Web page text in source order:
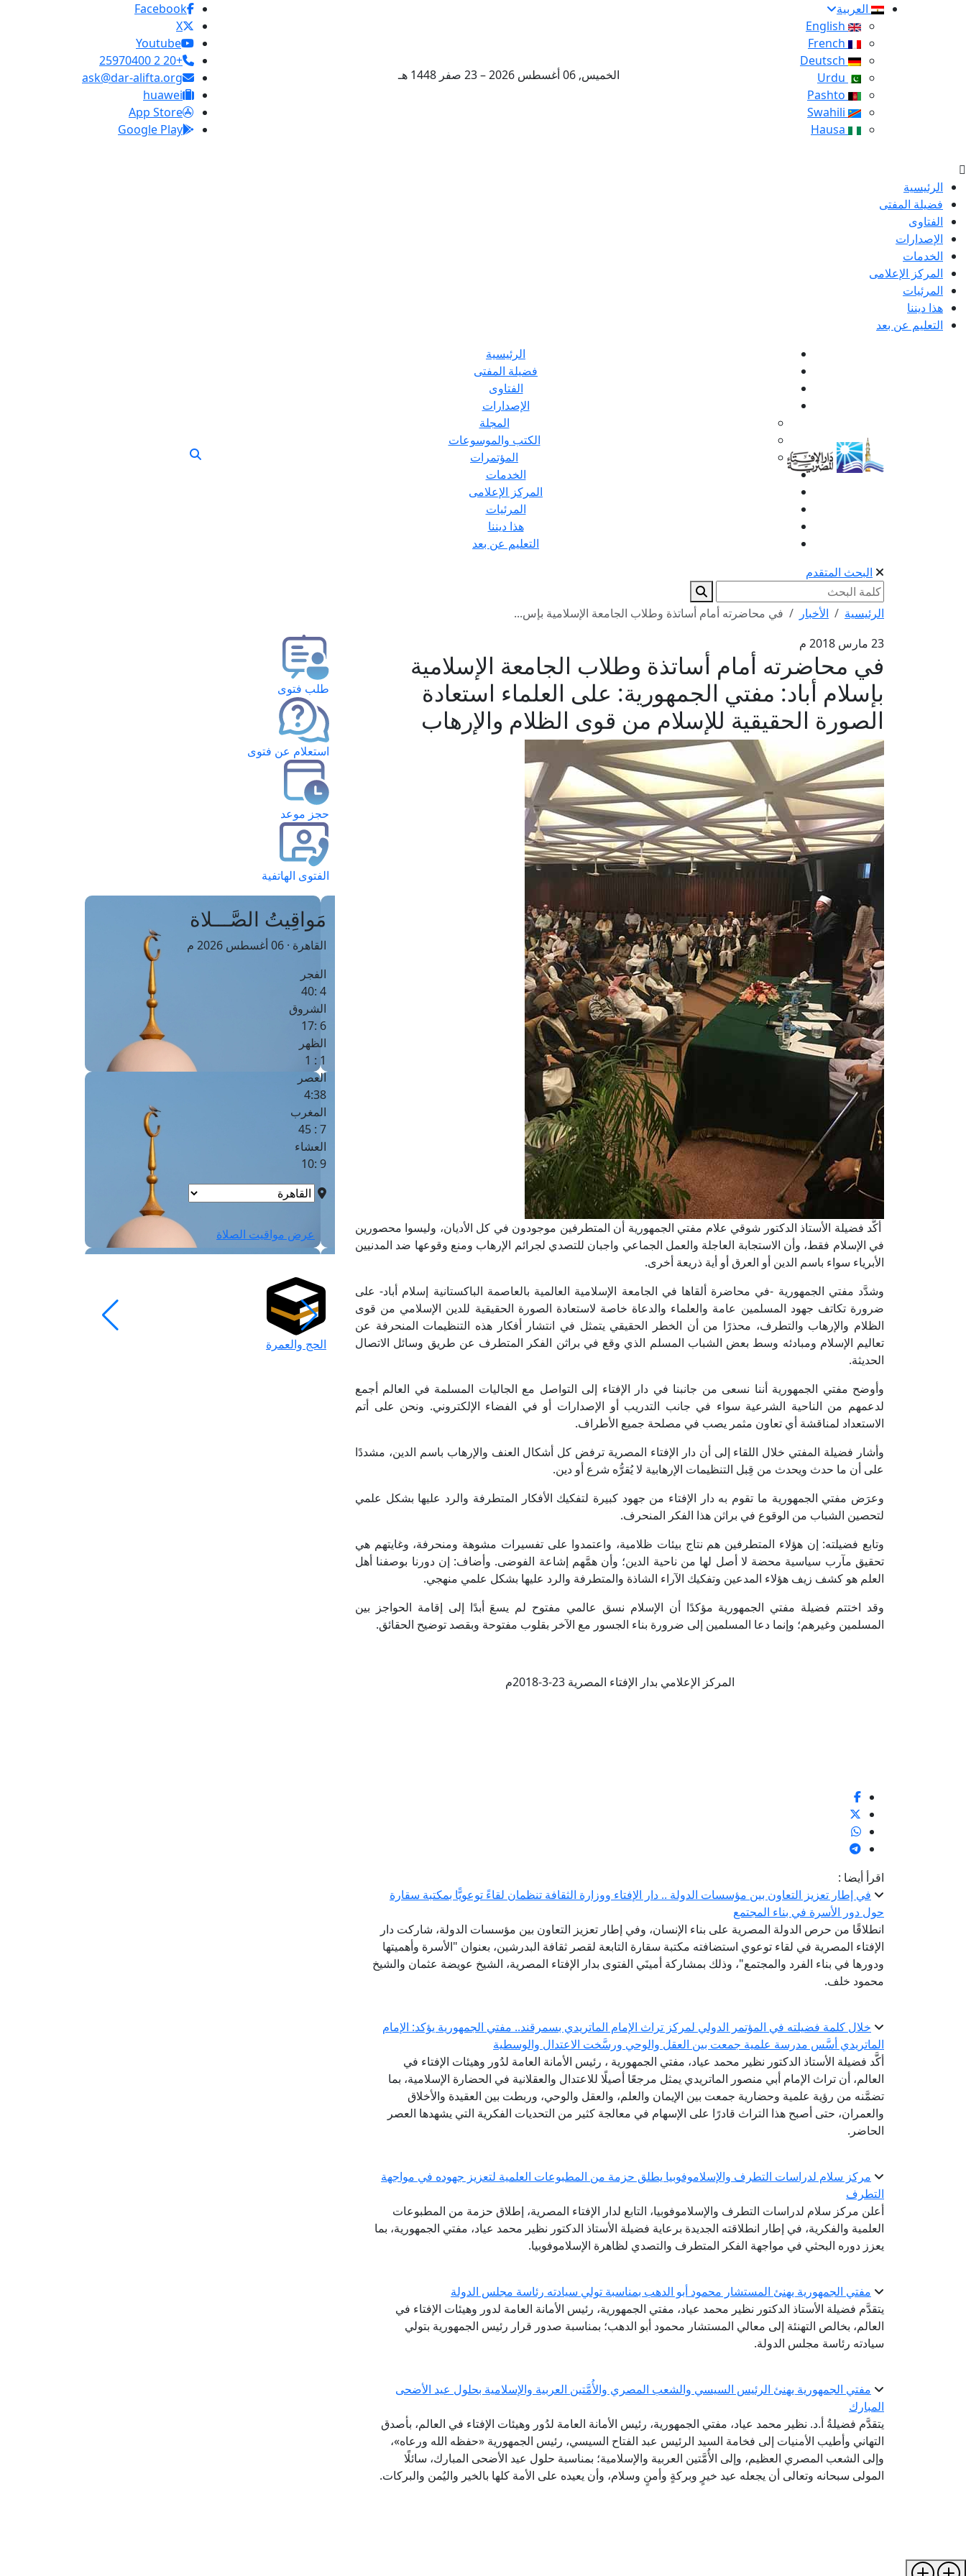
العربية
الخميس, 06 أغسطس 2026 – 23 صفر 1448 هـ
Facebook
X
Youtube
+20 2 25970400
ask@dar-alifta.org
huawei
App Store
Google Play
الرئيسية
فضيلة المفتى
الفتاوى
الإصدارات
الخدمات
المركز الإعلامى
المرئيات
هذا ديننا
التعليم عن بعد
الرئيسية
فضيلة المفتى
الفتاوى
الإصدارات
المجلة
الكتب والموسوعات
المؤتمرات
الخدمات
المركز الإعلامى
المرئيات
هذا ديننا
التعليم عن بعد
البحث المتقدم
الرئيسية الأخبار
في محاضرته أمام أساتذة وطلاب الجامعة الإسلامية بإس...
23 مارس 2018 م
في محاضرته أمام أساتذة وطلاب الجامعة الإسلامية
بإسلام أباد: مفتي الجمهورية: على العلماء استعادة
الصورة الحقيقية للإسلام من قوى الظلام والإرهاب
أكَّد فضيلة الأستاذ الدكتور شوقي علام مفتي الجمهورية أن المتطرفين موجودون في كل الأديان، وليسوا محصورين
في الإسلام فقط، وأن الاستجابة العاجلة والعمل الجماعي واجبان للتصدي لجرائم الإرهاب ومنع وقوعها ضد المدنيين
الأبرياء سواء باسم الدين أو العرق أو أية ذريعة أخرى.
وشدَّد مفتي الجمهورية -في محاضرة ألقاها في الجامعة الإسلامية العالمية بالعاصمة الباكستانية إسلام أباد- على
ضرورة تكاتف جهود المسلمين عامة والعلماء والدعاة خاصة لاستعادة الصورة الحقيقية للدين الإسلامي من قوى
الظلام والإرهاب والتطرف، محذرًا من أن الخطر الحقيقي يتمثل في انتشار أفكار هذه التنظيمات المنحرفة عن
تعاليم الإسلام ومبادئه وسط بعض الشباب المسلم الذي وقع في براثن الفكر المتطرف عن طريق وسائل الاتصال
الحديثة.
وأوضح مفتي الجمهورية أننا نسعى من جانبنا في دار الإفتاء إلى التواصل مع الجاليات المسلمة في العالم أجمع
لدعمهم من الناحية الشرعية سواء في جانب التدريب أو الإصدارات أو في الفضاء الإلكتروني. ونحن على أتم
الاستعداد لمناقشة أي تعاون مثمر يصب في مصلحة جميع الأطراف.
وأشار فضيلة المفتي خلال اللقاء إلى أن دار الإفتاء المصرية ترفض كل أشكال العنف والإرهاب باسم الدين، مشددًا
على أن ما حدث ويحدث من قِبل التنظيمات الإرهابية لا يُقرُّه شرع أو دين.
وعرَض مفتي الجمهورية ما تقوم به دار الإفتاء من جهود كبيرة لتفكيك الأفكار المتطرفة والرد عليها بشكل علمي
لتحصين الشباب من الوقوع في براثن هذا الفكر المنحرف.
وتابع فضيلته: إن هؤلاء المتطرفين هم نتاج بيئات ظلامية، واعتمدوا على تفسيرات مشوهة ومنحرفة، وغايتهم هي
تحقيق مآرب سياسية محضة لا أصل لها من ناحية الدين؛ وأن همَّهم إشاعة الفوضى. وأضاف: إن دورنا بوصفنا أهل
العلم هو كشف زيف هؤلاء المدعين وتفكيك الآراء الشاذة والمتطرفة والرد عليها بشكل علمي منهجي.
وقد اختتم فضيلة مفتي الجمهورية مؤكدًا أن الإسلام نسق عالمي مفتوح لم يسعَ أبدًا إلى إقامة الحواجز بين
المسلمين وغيرهم؛ وإنما دعا المسلمين إلى ضرورة بناء الجسور مع الآخر بقلوب مفتوحة وبقصد توضيح الحقائق.
المركز الإعلامي بدار الإفتاء المصرية 23-3-2018م
اقرأ أيضا :
في إطار تعزيز التعاون بين مؤسسات الدولة .. دار الإفتاء ووزارة الثقافة تنظمان لقاءً توعويًّا بمكتبة سقارة
حول دور الأسرة في بناء المجتمع
انطلاقًا من حرص الدولة المصرية على بناء الإنسان، وفي إطار تعزيز التعاون بين مؤسسات الدولة، شاركت دار
الإفتاء المصرية في لقاء توعوي استضافته مكتبة سقارة التابعة لقصر ثقافة البدرشين، بعنوان "الأسرة وأهميتها
ودورها في بناء الفرد والمجتمع"، وذلك بمشاركة أمينَي الفتوى بدار الإفتاء المصرية، الشيخ عويضة عثمان والشيخ
محمود خلف.
خلال كلمة فضيلته في المؤتمر الدولي لمركز تراث الإمام الماتريدي بسمرقند.. مفتي الجمهورية يؤكد: الإمام
الماتريدي أسَّس مدرسة علمية جمعت بين العقل والوحي ورسَّخت الاعتدال والوسطية
أكَّد فضيلة الأستاذ الدكتور نظير محمد عياد، مفتي الجمهورية ، رئيس الأمانة العامة لدُور وهيئات الإفتاء في
العالم، أن تراث الإمام أبي منصور الماتريدي يمثل مرجعًا أصيلًا للاعتدال والعقلانية في الحضارة الإسلامية، بما
تضمَّنه من رؤية علمية وحضارية جمعت بين الإيمان والعلم، والعقل والوحي، وربطت بين العقيدة والأخلاق
والعمران، حتى أصبح هذا التراث قادرًا على الإسهام في معالجة كثير من التحديات الفكرية التي يشهدها العصر
الحاضر.
مركز سلام لدراسات التطرف والإسلاموفوبيا يطلق حزمة من المطبوعات العلمية لتعزيز جهوده في مواجهة
التطرف
أعلن مركز سلام لدراسات التطرف والإسلاموفوبيا، التابع لدار الإفتاء المصرية، إطلاق حزمة من المطبوعات
العلمية والفكرية، في إطار انطلاقته الجديدة برعاية فضيلة الأستاذ الدكتور نظير محمد عياد، مفتي الجمهورية، بما
يعزز دوره البحثي في مواجهة الفكر المتطرف والتصدي لظاهرة الإسلاموفوبيا.
مفتي الجمهورية يهنئ المستشار محمود أبو الدهب بمناسبة تولي سيادته رئاسة مجلس الدولة
يتقدَّم فضيلة الأستاذ الدكتور نظير محمد عياد، مفتي الجمهورية، رئيس الأمانة العامة لدور وهيئات الإفتاء في
العالم، بخالص التهنئة إلى معالي المستشار محمود أبو الدهب؛ بمناسبة صدور قرار رئيس الجمهورية بتولي
سيادته رئاسة مجلس الدولة.
مفتي الجمهورية يهنئ الرئيس السيسي والشعب المصري والأُمَّتين العربية والإسلامية بحلول عيد الأضحى
المبارك
يتقدَّم فضيلةُ أ.د. نظير محمد عياد، مفتي الجمهورية، رئيس الأمانة العامة لدُور وهيئات الإفتاء في العالم، بأصدق
التهاني وأطيب الأمنيات إلى فخامة السيد الرئيس عبد الفتاح السيسي، رئيس الجمهورية «حفظه الله ورعاه»،
وإلى الشعب المصري العظيم، وإلى الأُمَّتين العربية والإسلامية؛ بمناسبة حلول عيد الأضحى المبارك، سائلًا
المولى سبحانه وتعالى أن يجعله عيد خيرٍ وبركةٍ وأمنٍ وسلام، وأن يعيده على الأمة كلها بالخير واليُمن والبركات.
طلب فتوى
استعلام عن فتوى
حجز موعد
الفتوى الهاتفية
مَواقِيتُ الصَّـــلاة
القاهرة · 06 أغسطس 2026 م
الفجر
4 :40
الشروق
6 :17
الظهر
1 : 1
العصر
4:38
المغرب
7 : 45
العشاء
9 :10
عرض مواقيت الصلاة
الحج والعمرة